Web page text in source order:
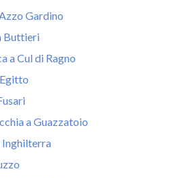
Gardino
Buttieri
a Cul di Ragno
a Guazzatoio
Inghilterra